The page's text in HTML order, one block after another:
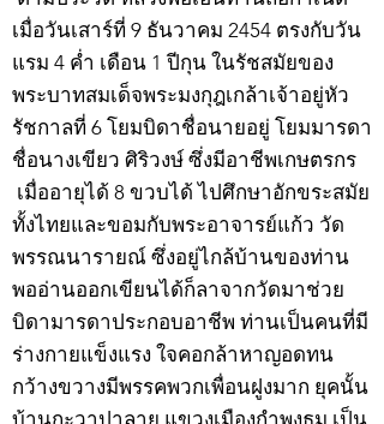
เมื่อวันเสาร์ที่ 9 ธันวาคม 2454 ตรงกับวัน
แรม 4 ค่ำ เดือน 1 ปีกุน ในรัชสมัยของ
พระบาทสมเด็จพระมงกุฎเกล้าเจ้าอยู่หัว
รัชกาลที่ 6 โยมบิดาชื่อนายอยู่ โยมมารดา
ชื่อนางเขียว ศิริวงษ์ ซึ่งมีอาชีพเกษตรกร
เมื่ออายุได้ 8 ขวบได้ ไปศึกษาอักขระสมัย
ทั้งไทยและขอมกับพระอาจารย์แก้ว วัด
พรรณนารายณ์ ซึ่งอยู่ไกล้บ้านของท่าน
พออ่านออกเขียนได้ก็ลาจากวัดมาช่วย
บิดามารดาประกอบอาชีพ ท่านเป็นคนที่มี
ร่างกายแข็งแรง ใจคอกล้าหาญอดทน
กว้างขวางมีพรรคพวกเพื่อนฝูงมาก ยุคนั้น
บ้านกะวาปาลาย แขวงเมืองกำพงธม เป็น